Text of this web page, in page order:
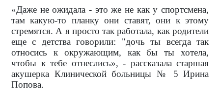
«Даже не ожидала - это же не как у спортсмена,
там какую-то планку они ставят, они к этому
стремятся. А я просто так работала, как родители
еще с детства говорили: "дочь ты всегда так
относись к окружающим, как бы ты хотела,
чтобы к тебе отнеслись», - рассказала старшая
акушерка Клинической больницы № 5 Ирина
Попова.